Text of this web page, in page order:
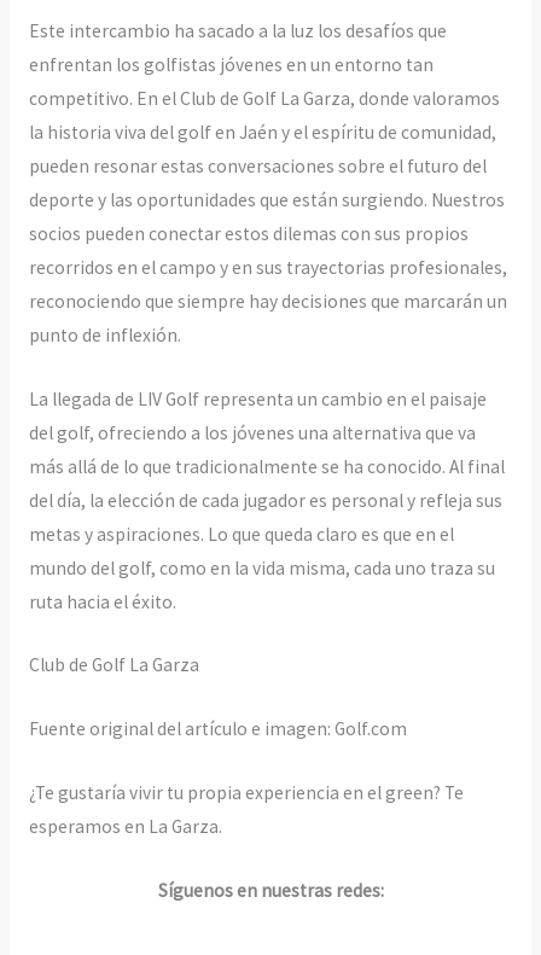
Este intercambio ha sacado a la luz los desafíos que
enfrentan los golfistas jóvenes en un entorno tan
competitivo. En el Club de Golf La Garza, donde valoramos
la historia viva del golf en Jaén y el espíritu de comunidad,
pueden resonar estas conversaciones sobre el futuro del
deporte y las oportunidades que están surgiendo. Nuestros
socios pueden conectar estos dilemas con sus propios
recorridos en el campo y en sus trayectorias profesionales,
reconociendo que siempre hay decisiones que marcarán un
punto de inflexión.
La llegada de LIV Golf representa un cambio en el paisaje
del golf, ofreciendo a los jóvenes una alternativa que va
más allá de lo que tradicionalmente se ha conocido. Al final
del día, la elección de cada jugador es personal y refleja sus
metas y aspiraciones. Lo que queda claro es que en el
mundo del golf, como en la vida misma, cada uno traza su
ruta hacia el éxito.
Club de Golf La Garza
Fuente original del artículo e imagen: Golf.com
¿Te gustaría vivir tu propia experiencia en el green? Te
esperamos en La Garza.
Síguenos en nuestras redes: